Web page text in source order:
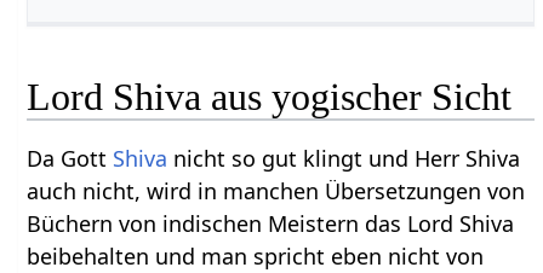
Lord Shiva aus yogischer Sicht
Da Gott Shiva nicht so gut klingt und Herr Shiva
auch nicht, wird in manchen Übersetzungen von
Büchern von indischen Meistern das Lord Shiva
beibehalten und man spricht eben nicht von